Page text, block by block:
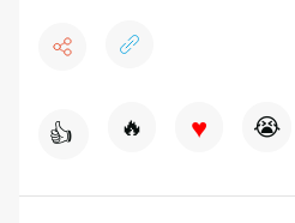
👍 🔥 ♥ 😭